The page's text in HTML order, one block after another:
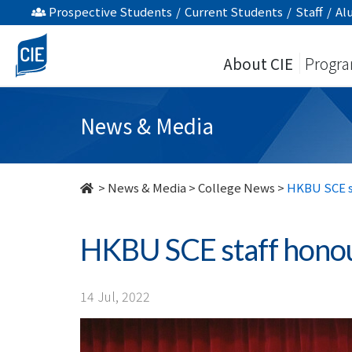
HKBU
SCE
staff
honoured
College
Prospective Students / Current Students / Staff /
About CIE
News & Media
> News & Media >College News > HKBU
HKBU SCE staff
14 Jul, 2022